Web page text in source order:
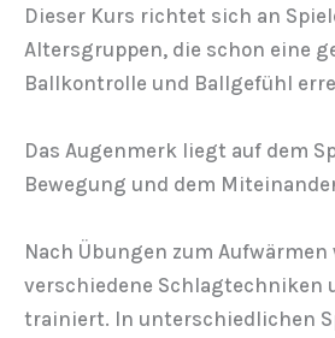
Dieser Kurs richtet sich an
Altersgruppen, die schon eine
Ballkontrolle und Ballgefühl
Das Augenmerk liegt auf dem
Bewegung und dem
Nach Übungen zum Aufwärmen
verschiedene Schlagtechniken
trainiert. In unterschiedlichen